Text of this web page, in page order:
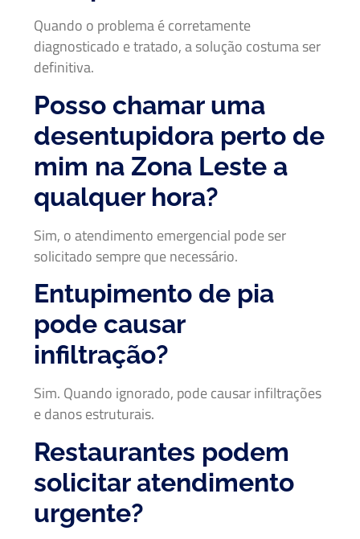
Quando o problema é corretamente
diagnosticado e tratado, a solução costuma ser
definitiva.
Posso chamar uma
desentupidora perto de
mim na Zona Leste a
qualquer hora?
Sim, o atendimento emergencial pode ser
solicitado sempre que necessário.
Entupimento de pia
pode causar
infiltração?
Sim. Quando ignorado, pode causar infiltrações
e danos estruturais.
Restaurantes podem
solicitar atendimento
urgente?